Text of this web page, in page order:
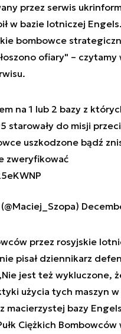
przez serwis
w bazie lotniczej
bombowce
ofiary" – czytamy
na 1 lub 2 bazy z
starowały do misji
uszkodzone bądź
zweryfikować
przez rosyjskie
pisał dziennikarz
jest też wykluczone,
użycia tych maszyn w
macierzystej bazy
Ciężkich Bombowców